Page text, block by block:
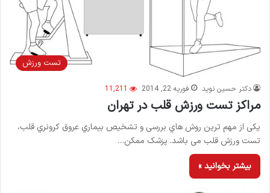
تست ورزش
دکتر حسین نوید فوریه 22, 2014 11,211
مراکز تست ورزش قلب در تهران
یکی از مهم ترین روش هاي بررسی و تشخیص بیماري عروق کرونري قلب،
تست ورزش قلب می باشد. پزشک ممکن…
بیشتر بخوانید »